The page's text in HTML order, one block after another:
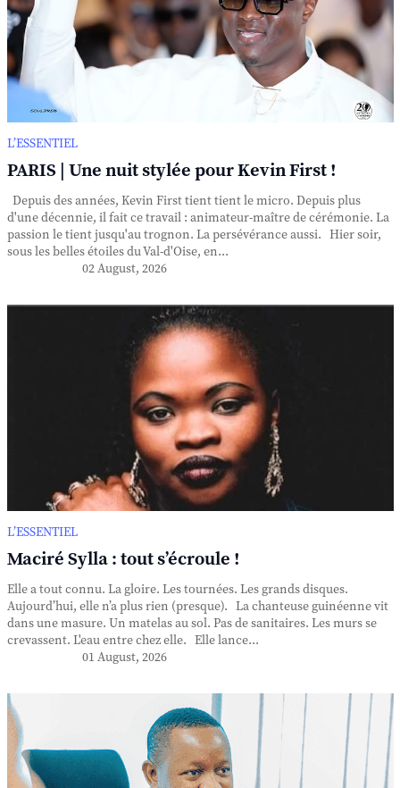
L’ESSENTIEL
PARIS | Une nuit stylée pour Kevin First !
Depuis des années, Kevin First tient tient le micro. Depuis plus
d'une décennie, il fait ce travail : animateur-maître de cérémonie. La
passion le tient jusqu'au trognon. La persévérance aussi. Hier soir,
sous les belles étoiles du Val-d'Oise, en...
02 August, 2026
L’ESSENTIEL
Maciré Sylla : tout s’écroule !
Elle a tout connu. La gloire. Les tournées. Les grands disques.
Aujourd’hui, elle n’a plus rien (presque). La chanteuse guinéenne vit
dans une masure. Un matelas au sol. Pas de sanitaires. Les murs se
crevassent. L'eau entre chez elle. Elle lance...
01 August, 2026